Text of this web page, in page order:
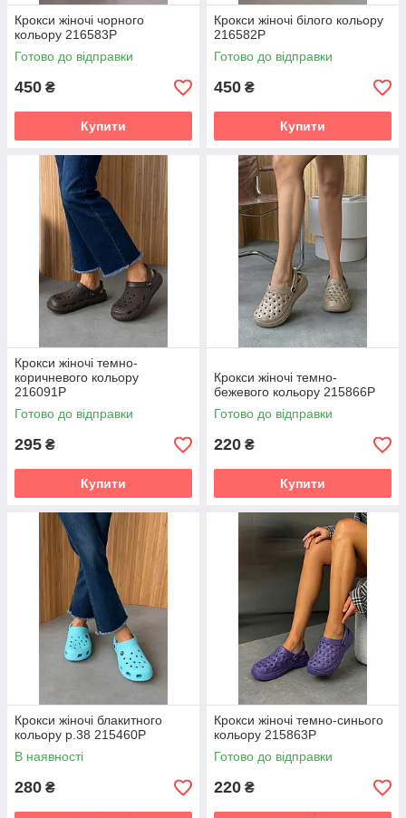
Крокси жіночі чорного
кольору 216583P
Готово до відправки
450 ₴
Купити
Крокси жіночі білого кольору
216582P
Готово до відправки
450 ₴
Купити
Крокси жіночі темно-
коричневого кольору
216091P
Готово до відправки
295 ₴
Купити
Крокси жіночі темно-
бежевого кольору 215866P
Готово до відправки
220 ₴
Купити
Крокси жіночі блакитного
кольору р.38 215460P
В наявності
280 ₴
Крокси жіночі темно-синього
кольору 215863P
Готово до відправки
220 ₴